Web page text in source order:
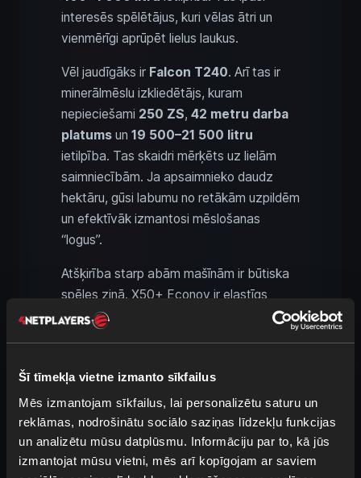
Šī tīmekļa vietne izmanto sīkfailus
Mēs izmantojam sīkfailus, lai personalizētu saturu un
reklāmas, nodrošinātu sociālo saziņas līdzekļu funkcijas
un analizētu mūsu datplūsmu. Informāciju par to, kā jūs
izmantojat mūsu vietni, mēs arī kopīgojam ar saviem
interesēs spēlētājus, kuri vēlas ātri un
vienmērīgi aprūpēt lielus laukus.
Vēl jaudīgāks ir Falcon T240. Arī tas ir
minerālmēslu izkliedētājs, kuram
nepieciešami 250 ZS, 42 metru darba
platums un 19 500–21 500 litru
ietilpība. Tas skaidri mērķēts uz lielām
saimniecībām. Ja apsaimnieko daudz
hektāru, gūsi labumu no retākām uzpildēm
un efektīvāk izmantosi mēslošanas
“logus”.
Atšķirība starp abām mašīnām ir būtiska
spēles ziņā. X50+ Econov ir elastīgs
risinājums vidējām un lielām
ir platības jauda un liels krājums. Lielās
vairāku spēlētāju kartēs tā var izveidoties
skaidra lomu sadale: mazākus un vidējus
laukus apstrādā ar kompaktāku tehniku,
bet lielais izkliedētājs ir gatavs